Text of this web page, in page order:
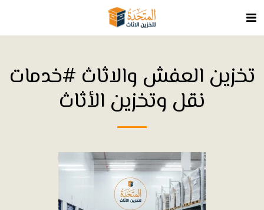
تخزين العفش والاثاث #خدمات
نقل وتخزين الأثاث